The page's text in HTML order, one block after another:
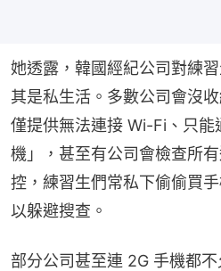
她透露，韓國經紀公司對練
其是私生活。多數公司會沒
僅提供無法連接 Wi-Fi、只能
機」，甚至有公司會檢查所
控，練習生們常私下偷偷買
以躲避搜查。
部分公司甚至連 2G 手機都